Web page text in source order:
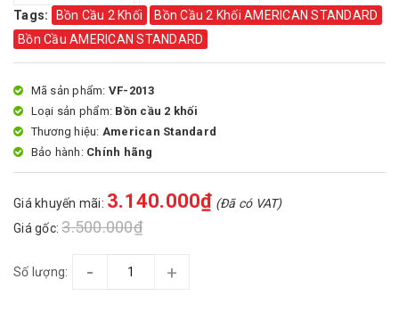
Tags: Bồn Cầu 2 Khối
Bồn Cầu 2 Khối AMERICAN STANDARD
Bồn Cầu AMERICAN STANDARD
Mã sản phẩm: VF-2013
Loại sản phẩm: Bồn cầu 2 khối
Thương hiệu: American Standard
Bảo hành: Chính hãng
Giá khuyến mãi: 3.140.000₫ (Đã có VAT)
Giá gốc:3.500.000₫
Số lượng: - +